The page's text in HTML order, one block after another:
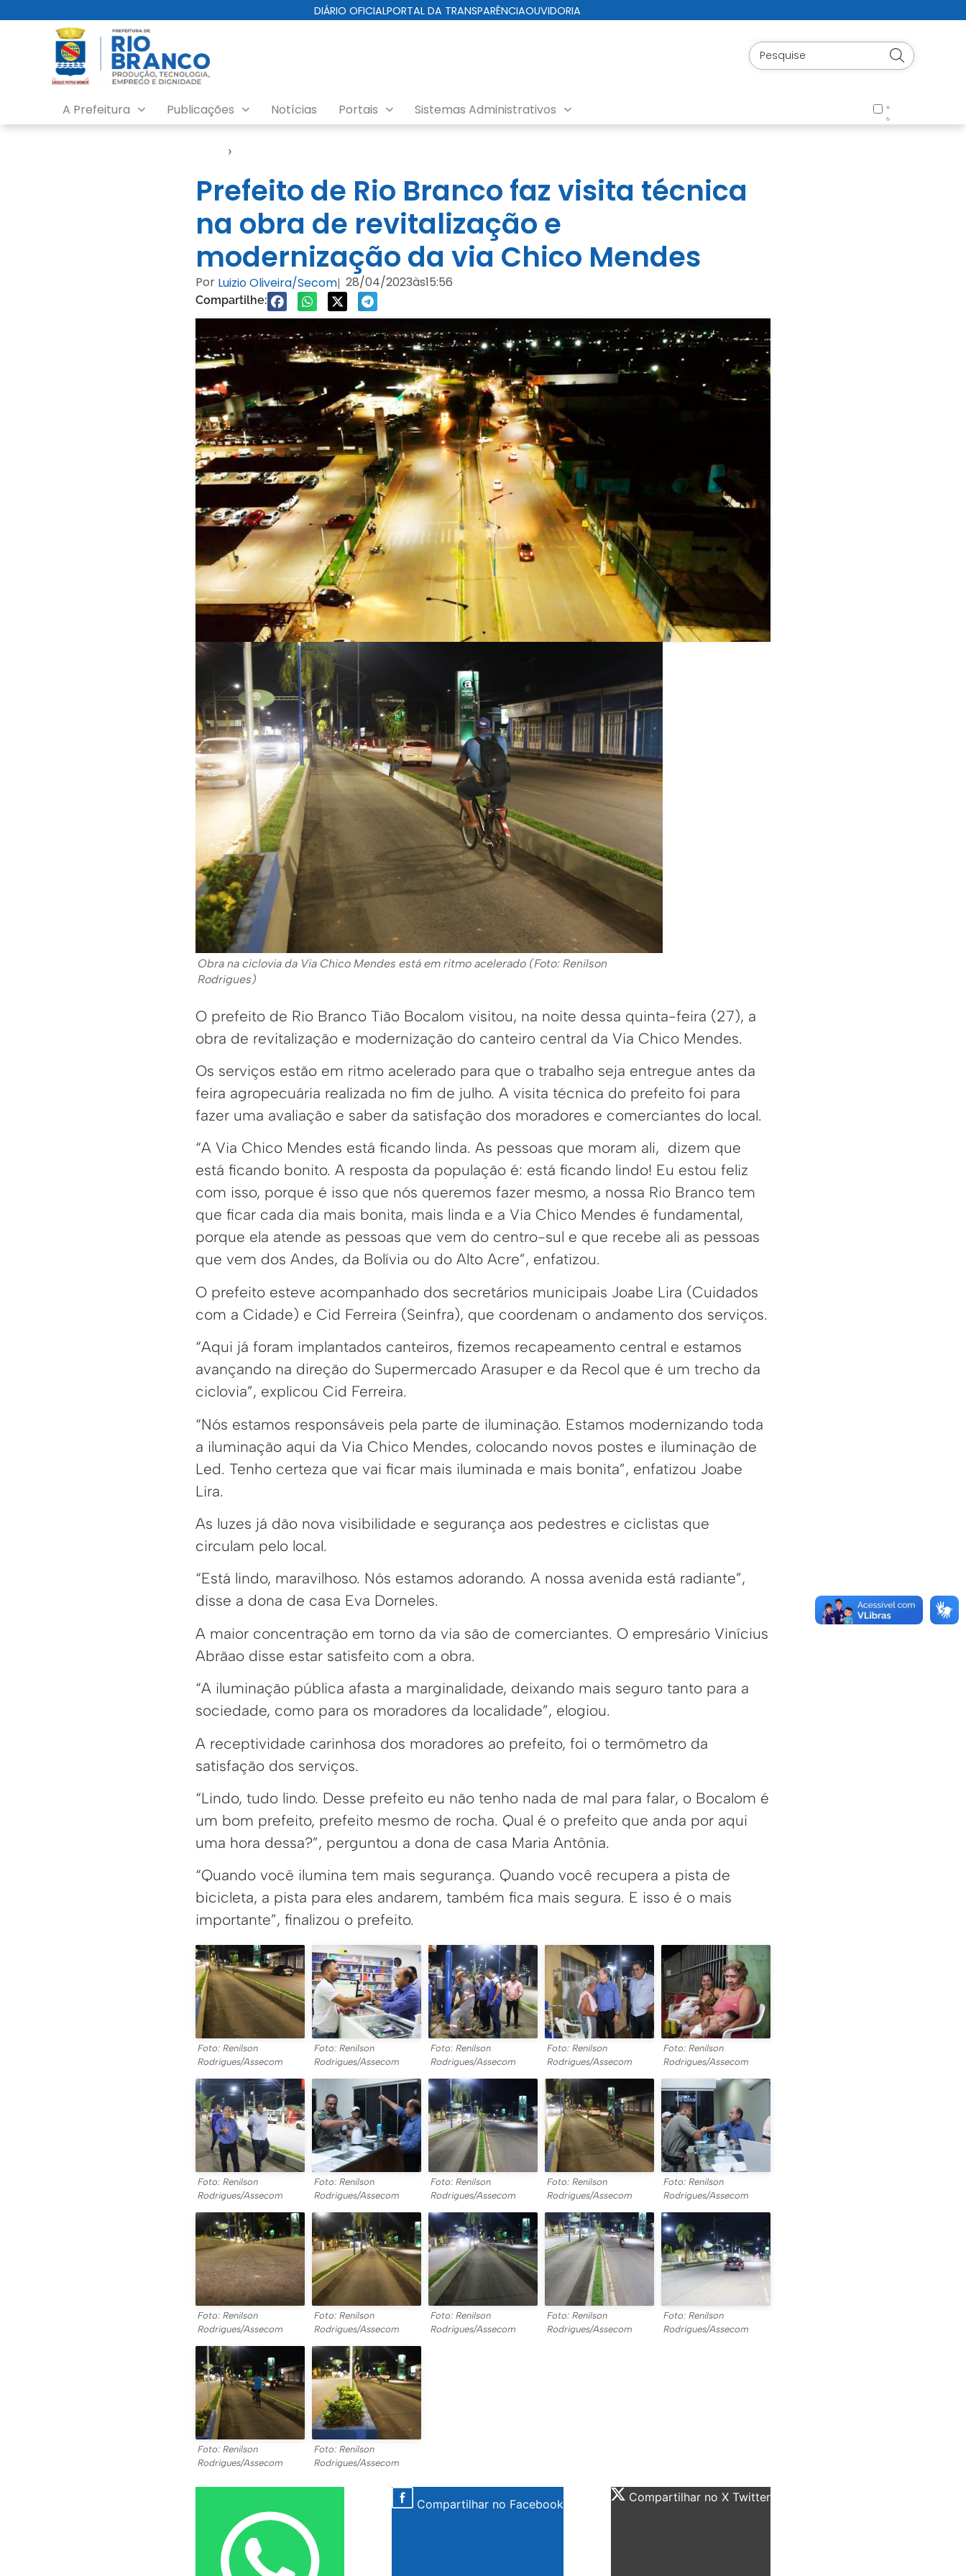
DIÁRIO OFICIALPORTAL DA TRANSPARÊNCIAOUVIDORIA
A Prefeitura Publicações Notícias Portais Sistemas Administrativos
›
Prefeito de Rio Branco faz visita técnica
na obra de revitalização e
modernização da via Chico Mendes
Por Luizio Oliveira/Secom| 28/04/2023às15:56
Compartilhe:
Obra na ciclovia da Via Chico Mendes está em ritmo acelerado (Foto: Renilson
Rodrigues)
O prefeito de Rio Branco Tião Bocalom visitou, na noite dessa quinta-feira (27), a
obra de revitalização e modernização do canteiro central da Via Chico Mendes.
Os serviços estão em ritmo acelerado para que o trabalho seja entregue antes da
feira agropecuária realizada no fim de julho. A visita técnica do prefeito foi para
fazer uma avaliação e saber da satisfação dos moradores e comerciantes do local.
“A Via Chico Mendes está ficando linda. As pessoas que moram ali, dizem que
está ficando bonito. A resposta da população é: está ficando lindo! Eu estou feliz
com isso, porque é isso que nós queremos fazer mesmo, a nossa Rio Branco tem
que ficar cada dia mais bonita, mais linda e a Via Chico Mendes é fundamental,
porque ela atende as pessoas que vem do centro-sul e que recebe ali as pessoas
que vem dos Andes, da Bolívia ou do Alto Acre”, enfatizou.
O prefeito esteve acompanhado dos secretários municipais Joabe Lira (Cuidados
com a Cidade) e Cid Ferreira (Seinfra), que coordenam o andamento dos serviços.
“Aqui já foram implantados canteiros, fizemos recapeamento central e estamos
avançando na direção do Supermercado Arasuper e da Recol que é um trecho da
ciclovia”, explicou Cid Ferreira.
“Nós estamos responsáveis pela parte de iluminação. Estamos modernizando toda
a iluminação aqui da Via Chico Mendes, colocando novos postes e iluminação de
Led. Tenho certeza que vai ficar mais iluminada e mais bonita”, enfatizou Joabe
Lira.
As luzes já dão nova visibilidade e segurança aos pedestres e ciclistas que
circulam pelo local.
“Está lindo, maravilhoso. Nós estamos adorando. A nossa avenida está radiante”,
disse a dona de casa Eva Dorneles.
A maior concentração em torno da via são de comerciantes. O empresário Vinícius
Abrãao disse estar satisfeito com a obra.
“A iluminação pública afasta a marginalidade, deixando mais seguro tanto para a
sociedade, como para os moradores da localidade”, elogiou.
A receptividade carinhosa dos moradores ao prefeito, foi o termômetro da
satisfação dos serviços.
“Lindo, tudo lindo. Desse prefeito eu não tenho nada de mal para falar, o Bocalom é
um bom prefeito, prefeito mesmo de rocha. Qual é o prefeito que anda por aqui
uma hora dessa?”, perguntou a dona de casa Maria Antônia.
“Quando você ilumina tem mais segurança. Quando você recupera a pista de
bicicleta, a pista para eles andarem, também fica mais segura. E isso é o mais
importante”, finalizou o prefeito.
Foto: Renilson
Rodrigues/Assecom
Foto: Renilson
Rodrigues/Assecom
Foto: Renilson
Rodrigues/Assecom
Foto: Renilson
Rodrigues/Assecom
Foto: Renilson
Rodrigues/Assecom
Foto: Renilson
Rodrigues/Assecom
Foto: Renilson
Rodrigues/Assecom
Foto: Renilson
Rodrigues/Assecom
Foto: Renilson
Rodrigues/Assecom
Foto: Renilson
Rodrigues/Assecom
Foto: Renilson
Rodrigues/Assecom
Foto: Renilson
Rodrigues/Assecom
Foto: Renilson
Rodrigues/Assecom
Foto: Renilson
Rodrigues/Assecom
Foto: Renilson
Rodrigues/Assecom
Foto: Renilson
Rodrigues/Assecom
Foto: Renilson
Rodrigues/Assecom
Compartilhar no Facebook Compartilhar no X Twitter